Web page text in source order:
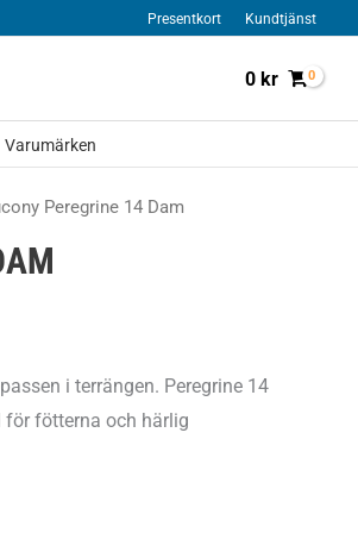
Presentkort Kundtjänst
0 kr
Varumärken
Peregrine 14 Dam
i terrängen. Peregrine 14
för fötterna och härlig